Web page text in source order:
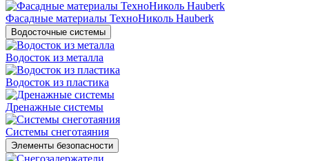
Фасадные материалы ТехноНиколь Hauberk
Водосточные системы
Водосток из металла
Водосток из пластика
Дренажные системы
Системы снеготаяния
Элементы безопасности